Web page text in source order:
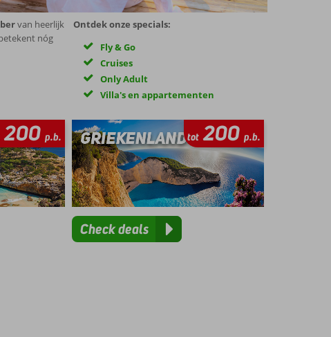
van heerlijk
nóg
Ontdek onze specials:
Fly & Go
Cruises
Only Adult
Villa's en appartementen
200p.b. tot200 p.b.
Check deals